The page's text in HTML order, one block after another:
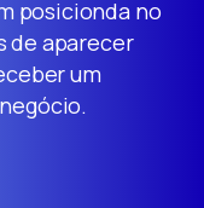
posicionda no
de aparecer
um